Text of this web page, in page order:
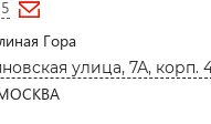
Гора
улица, 7А, корп.
МОСКВА